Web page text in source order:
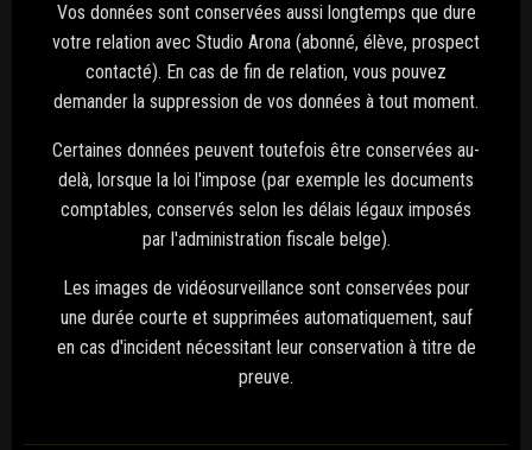
Vos données sont conservées aussi longtemps que dure
votre relation avec Studio Arona (abonné, élève, prospect
contacté). En cas de fin de relation, vous pouvez
demander la suppression de vos données à tout moment.
Certaines données peuvent toutefois être conservées au-
delà, lorsque la loi l'impose (par exemple les documents
comptables, conservés selon les délais légaux imposés
par l'administration fiscale belge).
Les images de vidéosurveillance sont conservées pour
une durée courte et supprimées automatiquement, sauf
en cas d'incident nécessitant leur conservation à titre de
preuve.